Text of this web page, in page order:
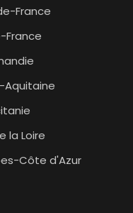
France
France
Aquitaine
la Loire
Côte d'Azur